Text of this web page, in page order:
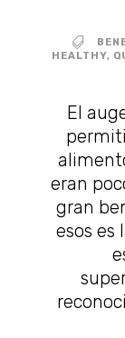
HEALTHY,
El
eran
gran
esos es